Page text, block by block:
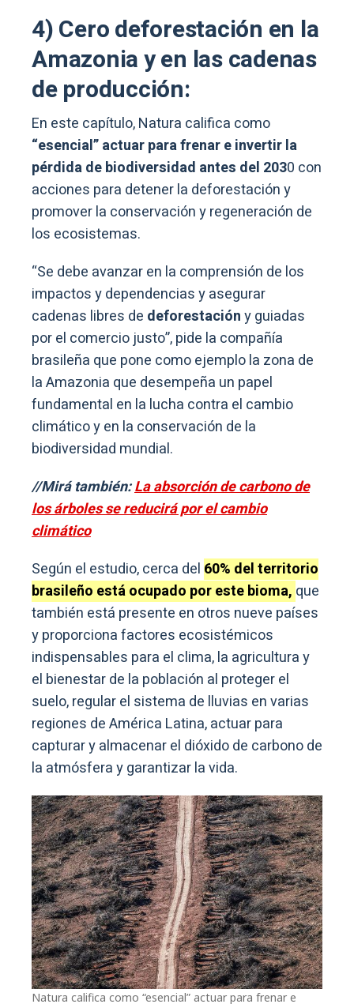
4) Cero deforestación en la
Amazonia y en las cadenas
de producción:
En este capítulo, Natura califica como
“esencial” actuar para frenar e invertir la
pérdida de biodiversidad antes del 2030 con
acciones para detener la deforestación y
promover la conservación y regeneración de
los ecosistemas.
“Se debe avanzar en la comprensión de los
impactos y dependencias y asegurar
cadenas libres de deforestacióny guiadas
por el comercio justo”, pide la compañía
brasileña que pone como ejemplo la zona de
la Amazonia que desempeña un papel
fundamental en la lucha contra el cambio
climático y en la conservación de la
biodiversidad mundial.
//Mirá también:La absorción de carbono de
los árboles se reducirá por el cambio
climático
Según el estudio, cerca del 60% del territorio
brasileño está ocupado por este bioma, que
también está presente en otros nueve países
y proporciona factores ecosistémicos
indispensables para el clima, la agricultura y
el bienestar de la población al proteger el
suelo, regular el sistema de lluvias en varias
regiones de América Latina, actuar para
capturar y almacenar el dióxido de carbono de
la atmósfera y garantizar la vida.
Natura califica como “esencial” actuar para frenar e